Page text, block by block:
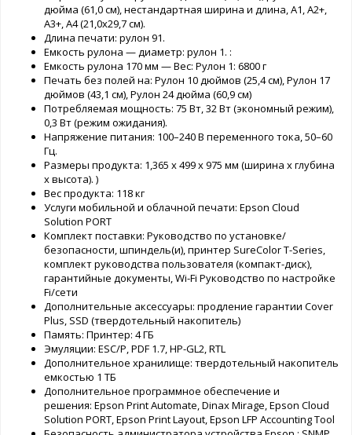
дюйма (61,0 см), нестандартная ширина и длина, A1, A2+,
A3+, A4 (21,0x29,7 см).
Длина печати: рулон 91.
Емкость рулона — диаметр: рулон 1. :
Емкость рулона 170 мм — Вес: Рулон 1: 6800 г
Печать без полей на: Рулон 10 дюймов (25,4 см), Рулон 17
дюймов (43,1 см), Рулон 24 дюйма (60,9 см)
Потребляемая мощность: 75 Вт, 32 Вт (экономный режим),
0,3 Вт (режим ожидания).
Напряжение питания: 100–240 В переменного тока, 50–60
Гц.
Размеры продукта: 1,365 x 499 x 975 мм (ширина x глубина
x высота). )
Вес продукта: 118 кг
Услуги мобильной и облачной печати: Epson Cloud
Solution PORT
Комплект поставки: Руководство по установке/
безопасности, шпиндель(и), принтер SureColor T-Series,
комплект руководства пользователя (компакт-диск),
гарантийные документы, Wi-Fi Руководство по настройке
Fi/сети
Дополнительные аксессуары: продление гарантии Cover
Plus, SSD (твердотельный накопитель)
Память: Принтер: 4 ГБ
Эмуляции: ESC/P, PDF 1.7, HP-GL2, RTL
Дополнительное хранилище: твердотельный накопитель
емкостью 1 ТБ
Дополнительное программное обеспечение и
решения: Epson Print Automate, Dinax Mirage, Epson Cloud
Solution PORT, Epson Print Layout, Epson LFP Accounting Tool